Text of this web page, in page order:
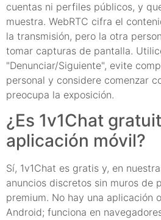
cuentas ni perfiles públicos, y
muestra. WebRTC cifra el
la transmisión, pero la otra
tomar capturas de pantalla.
"Denunciar/Siguiente", evite
personal y considere comenzar
preocupa la exposición.
¿Es 1v1Chat
aplicación móvil?
Sí, 1v1Chat es gratis y, en
anuncios discretos sin muros de
premium. No hay una aplicación
Android; funciona en